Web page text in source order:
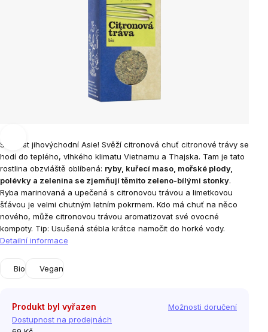
hvězdiček.
Svěžest jihovýchodní Asie! Svěží citronová chuť citronové trávy se
hodí do teplého, vlhkého klimatu Vietnamu a Thajska. Tam je tato
rostlina obzvláště oblíbená: ryby, kuřecí maso, mořské plody,
polévky a zelenina se zjemňují těmito zeleno-bílými stonky.
Ryba marinovaná a upečená s citronovou trávou a limetkovou
šťávou je velmi chutným letním pokrmem. Kdo má chuť na něco
nového, může citronovou trávou aromatizovat své ovocné
kompoty. Tip: Usušená stébla krátce namočit do horké vody.
Detailní informace
Bio Vegan
Produkt byl vyřazen
Dostupnost na prodejnách
Možnosti doručení